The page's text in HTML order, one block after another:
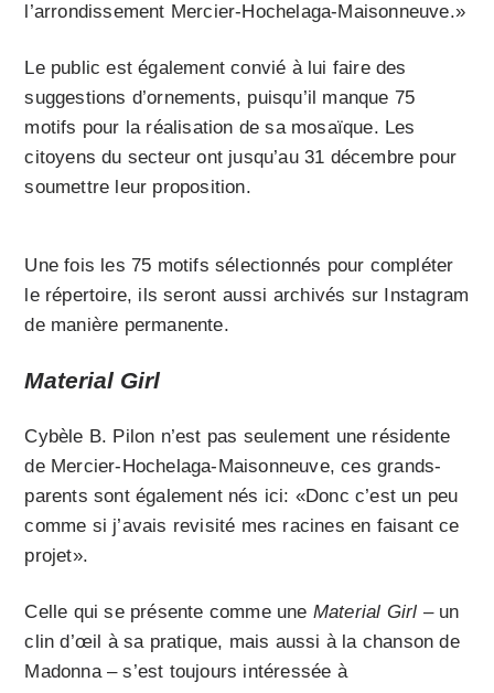
l’arrondissement Mercier-Hochelaga-Maisonneuve.»
Le public est également convié à lui faire des
suggestions d’ornements, puisqu’il manque 75
motifs pour la réalisation de sa mosaïque. Les
citoyens du secteur ont jusqu’au 31 décembre pour
soumettre leur proposition.
Une fois les 75 motifs sélectionnés pour compléter
le répertoire, ils seront aussi archivés sur Instagram
de manière permanente.
Material Girl
Cybèle B. Pilon n’est pas seulement une résidente
de Mercier-Hochelaga-Maisonneuve, ces grands-
parents sont également nés ici: «Donc c’est un peu
comme si j’avais revisité mes racines en faisant ce
projet».
Celle qui se présente comme une Material Girl – un
clin d’œil à sa pratique, mais aussi à la chanson de
Madonna – s’est toujours intéressée à